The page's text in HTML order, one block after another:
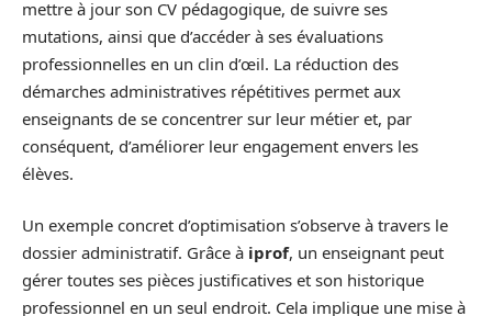
mettre à jour son CV pédagogique, de suivre ses
mutations, ainsi que d’accéder à ses évaluations
professionnelles en un clin d’œil. La réduction des
démarches administratives répétitives permet aux
enseignants de se concentrer sur leur métier et, par
conséquent, d’améliorer leur engagement envers les
élèves.
Un exemple concret d’optimisation s’observe à travers le
dossier administratif. Grâce à iprof, un enseignant peut
gérer toutes ses pièces justificatives et son historique
professionnel en un seul endroit. Cela implique une mise à